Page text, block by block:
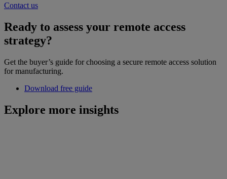
Contact us
Ready to assess your remote access
strategy?
Get the buyer’s guide for choosing a secure remote access solution
for manufacturing.
Download free guide
Explore more insights